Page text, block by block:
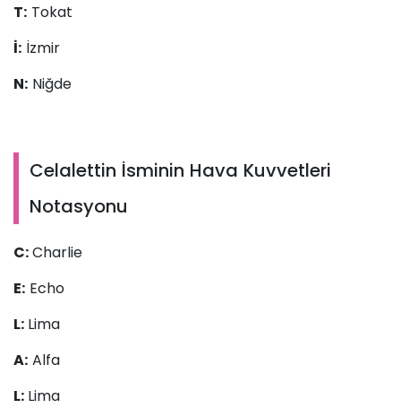
T: Tokat
İ: İzmir
N: Niğde
Celalettin İsminin Hava Kuvvetleri
Notasyonu
C:Charlie
E: Echo
L: Lima
A: Alfa
L: Lima